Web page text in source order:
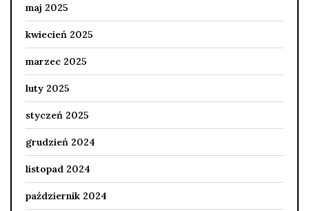
maj 2025
kwiecień 2025
marzec 2025
luty 2025
styczeń 2025
grudzień 2024
listopad 2024
październik 2024